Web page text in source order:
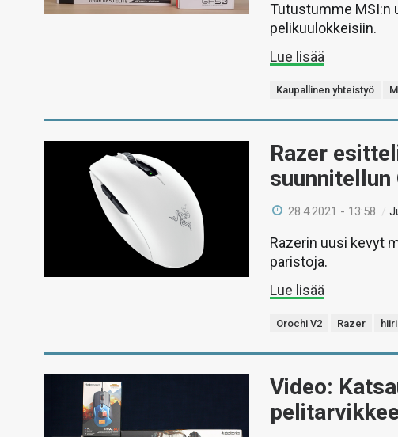
Tutustumme MSI:n
pelikuulokkeisiin.
Lue lisää
Kaupallinen yhteistyö
Razer
28.4.2021 - 13:58 /
Razerin uusi kevyt
paristoja.
Lue lisää
Orochi V2 Razer hiiri
Video: